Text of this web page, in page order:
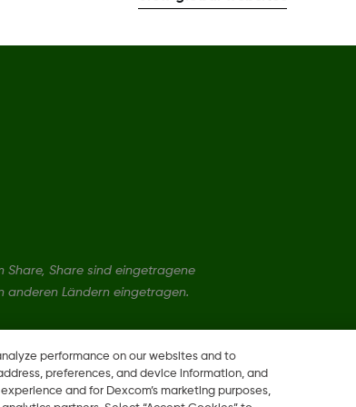
Share, Share sind eingetragene
anderen Ländern eingetragen.
performance on our websites and to
preferences, and device information, and
and for Dexcom’s marketing purposes,